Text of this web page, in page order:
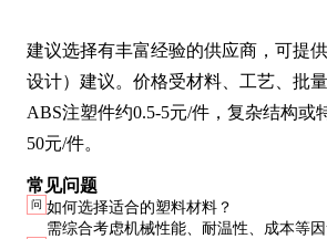
建议选择有丰富经验的供应商，可提
设计）建议。价格受材料、工艺、批
ABS注塑件约0.5-5元/件，复杂结构或
50元/件。
常见问题
问 如何选择适合的塑料材料？
需综合考虑机械性能、耐温性、成本等